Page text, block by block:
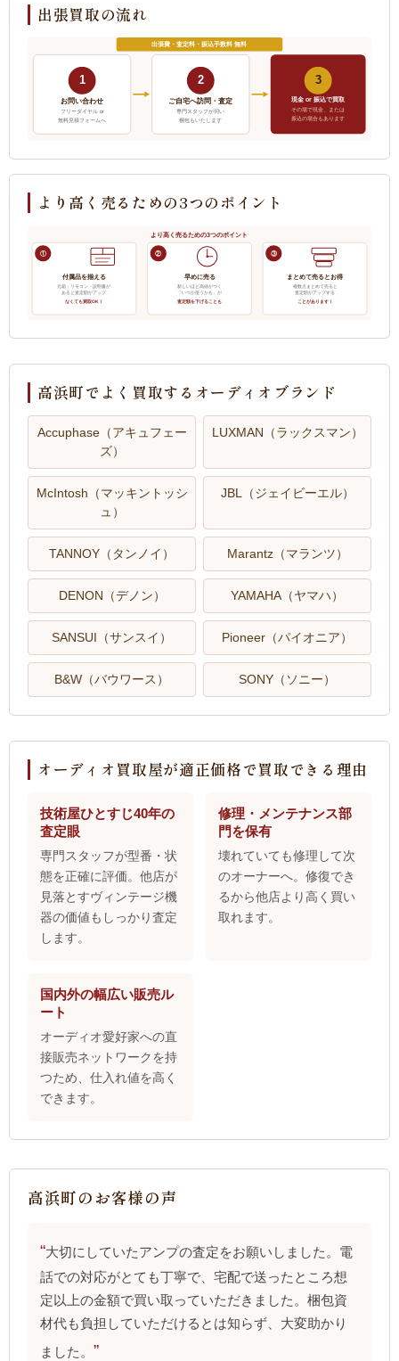
出張買取の流れ
出張費・査定料・振込手数料 無料
1
お問い合わせ
フリーダイヤル or
無料見積フォームへ
2
ご自宅へ訪問・査定
専門スタッフが伺い
梱包もいたします
3
現金 or 振込で買取
その場で現金、または
振込の場合もあります
より高く売るための3つのポイント
より高く売るための3つのポイント
①
付属品を揃える
元箱・リモコン・説明書が
あると査定額がアップ
なくても買取OK！
②
早めに売る
新しいほど高値がつく
「いつか使うかも」が
査定額を下げることも
③
まとめて売るとお得
複数点まとめて売ると
査定額がアップする
ことがあります！
高浜町でよく買取するオーディオブランド
Accuphase（アキュフェー
ズ）
LUXMAN（ラックスマン）
McIntosh（マッキントッシ
ュ）
JBL（ジェイビーエル）
TANNOY（タンノイ） Marantz（マランツ）
DENON（デノン） YAMAHA（ヤマハ）
SANSUI（サンスイ） Pioneer（パイオニア）
B&W（バウワース） SONY（ソニー）
オーディオ買取屋が適正価格で買取できる理由
技術屋ひとすじ40年の
査定眼
専門スタッフが型番・状
態を正確に評価。他店が
見落とすヴィンテージ機
器の価値もしっかり査定
します。
修理・メンテナンス部
門を保有
壊れていても修理して次
のオーナーへ。修復でき
るから他店より高く買い
取れます。
国内外の幅広い販売ル
ート
オーディオ愛好家への直
接販売ネットワークを持
つため、仕入れ値を高く
できます。
高浜町のお客様の声
大切にしていたアンプの査定をお願いしました。電
話での対応がとても丁寧で、宅配で送ったところ想
定以上の金額で買い取っていただきました。梱包資
材代も負担していただけるとは知らず、大変助かり
ました。